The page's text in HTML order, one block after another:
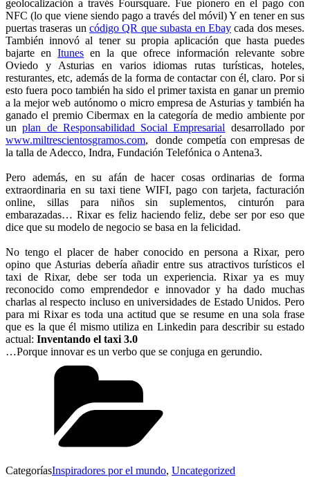
geolocalización a través Foursquare. Fue pionero en el pago con
NFC (lo que viene siendo pago a través del móvil) Y en tener en sus
puertas traseras uncódigo QR que subasta en Ebay cada dos meses.
También innovó al tener su propia aplicación que hasta puedes
bajarte en
Itunes en la que ofrece información relevante sobre
Oviedo y Asturias en varios idiomas rutas turísticas, hoteles,
resturantes, etc, además de la forma de contactar con él, claro. Por si
esto fuera poco también ha sido el primer taxista en ganar un premio
a la mejor web autónomo o micro empresa de Asturias y también ha
ganado el premio Cibermax en la categoría de medio ambiente por
unplan de Responsabilidad Social Empresarial desarrollado por
www.miltrescientosgramos.com, donde competía con empresas de
la talla de Adecco, Indra, Fundación Telefónica o Antena3.
Pero además, en su afán de hacer cosas ordinarias de forma
extraordinaria en su taxi tiene WIFI, pago con tarjeta, facturación
online, sillas para niños sin suplementos, cinturón para
embarazadas… Rixar es feliz haciendo feliz, debe ser por eso que
dice que su modelo de negocio se basa en la felicidad.
No tengo el placer de haber conocido en persona a Rixar, pero
opino que Asturias debería añadir entre sus atractivos turísticos el
taxi de Rixar, debe ser toda un experiencia. Rixar ya es muy
reconocido como emprendedor e innovador y ha dado muchas
charlas al respecto incluso en universidades de Estado Unidos. Pero
para mi Rixar es toda una actitud que se resume en una sola frase
que es la que él mismo utiliza en Linkedin para describir su estado
actual: Inventando el taxi 3.0
…Porque innovar es un verbo que se conjuga en gerundio.
CategoríasInspiradores por el mundo, Uncategorized